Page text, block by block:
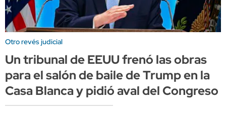
Otro revés judicial
Un tribunal de EEUU frenó las obras
para el salón de baile de Trump en la
Casa Blanca y pidió aval del Congreso